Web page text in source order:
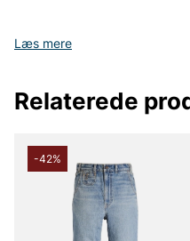
Læs mere
Relaterede
-42%